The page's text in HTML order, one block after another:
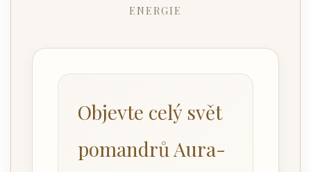
ENERGIE
Objevte celý svět
pomandrů Aura-